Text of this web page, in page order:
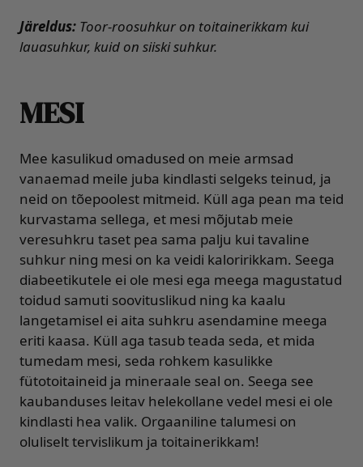
Järeldus: Toor-roosuhkur on toitainerikkam kui
lauasuhkur, kuid on siiski suhkur.
MESI
Mee kasulikud omadused on meie armsad
vanaemad meile juba kindlasti selgeks teinud, ja
neid on tõepoolest mitmeid. Küll aga pean ma teid
kurvastama sellega, et mesi mõjutab meie
veresuhkru taset pea sama palju kui tavaline
suhkur ning mesi on ka veidi kaloririkkam. Seega
diabeetikutele ei ole mesi ega meega magustatud
toidud samuti soovituslikud ning ka kaalu
langetamisel ei aita suhkru asendamine meega
eriti kaasa. Küll aga tasub teada seda, et mida
tumedam mesi, seda rohkem kasulikke
fütotoitaineid ja mineraale seal on. Seega see
kaubanduses leitav helekollane vedel mesi ei ole
kindlasti hea valik. Orgaaniline talumesi on
oluliselt tervislikum ja toitainerikkam!